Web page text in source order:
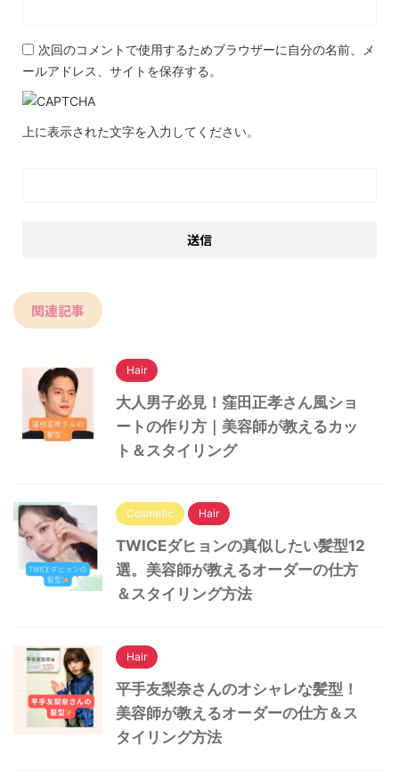
次回のコメントで使用するためブラウザーに自分の名前、メ
ールアドレス、サイトを保存する。
上に表示された文字を入力してください。
関連記事
Hair
大人男子必見！窪田正孝さん風ショ
ートの作り方｜美容師が教えるカッ
ト＆スタイリング
Cosmetic Hair
TWICEダヒョンの真似したい髪型12
選。美容師が教えるオーダーの仕方
＆スタイリング方法
Hair
平手友梨奈さんのオシャレな髪型！
美容師が教えるオーダーの仕方＆ス
タイリング方法